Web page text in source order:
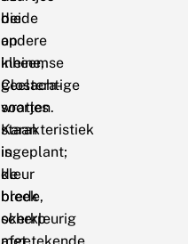
beide
andere
inheemse
Clostera-
soorten.
Karakteristiek
is
de
brede,
scherp
die
op
kleine,
geelachtige
wratjes
staan
ingeplant;
kleur
bleek
okerkleurig